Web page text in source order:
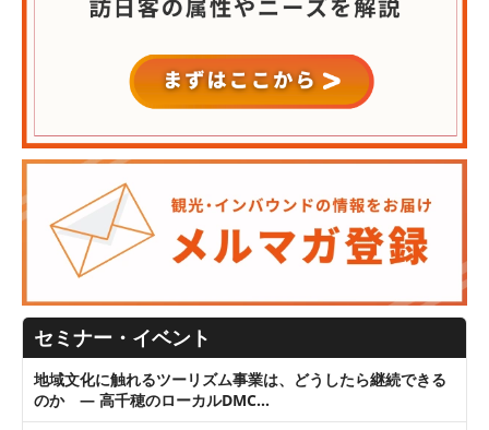
セミナー・イベント
地域文化に触れるツーリズム事業は、どうしたら継続できる
のか ― 高千穂のローカルDMC…